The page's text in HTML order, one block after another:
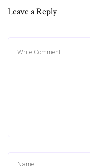
Leave a Reply